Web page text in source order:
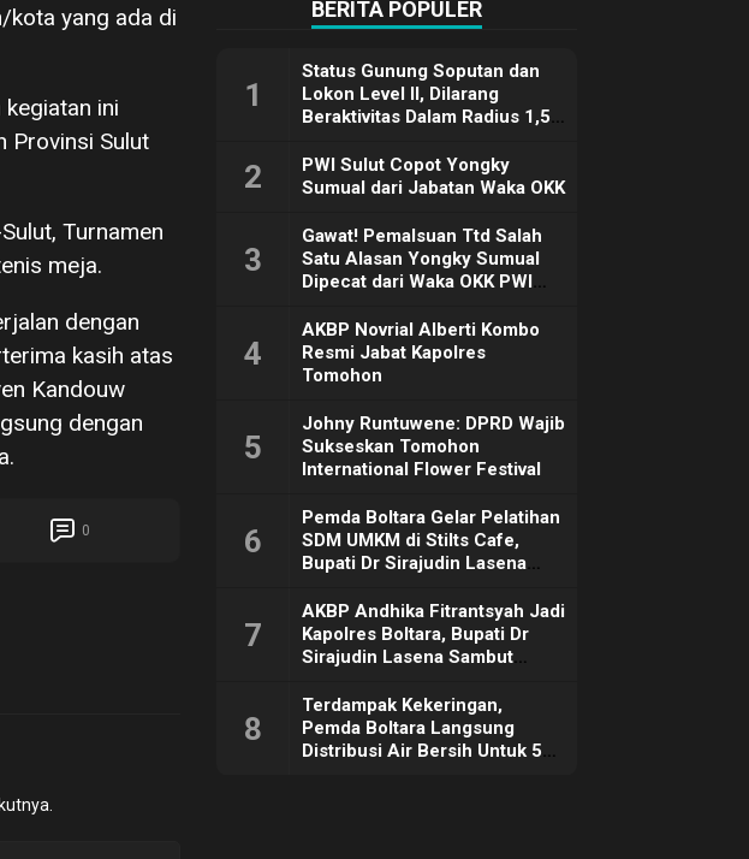
kota yang ada di
ini
Provinsi Sulut
Turnamen
meja.
dengan
kasih atas
Kandouw
dengan
0
BERITA POPULER
1
Status Gunung Soputan dan
Lokon Level II, Dilarang
Beraktivitas Dalam Radius 1,5
2
PWI Sulut Copot Yongky
Sumual dari Jabatan Waka OKK
3
Gawat! Pemalsuan Ttd Salah
Satu Alasan Yongky Sumual
Dipecat dari Waka OKK PWI
4
AKBP Novrial Alberti Kombo
Resmi Jabat Kapolres
Tomohon
5
Johny Runtuwene: DPRD Wajib
Sukseskan Tomohon
International Flower Festival
6
Pemda Boltara Gelar Pelatihan
SDM UMKM di Stilts Cafe,
Bupati Dr Sirajudin Lasena
Dorong Ekonomi Daerah
7
AKBP Andhika Fitrantsyah Jadi
Kapolres Boltara, Bupati Dr
Sirajudin Lasena Sambut
8
Terdampak Kekeringan,
Pemda Boltara Langsung
Distribusi Air Bersih Untuk 50